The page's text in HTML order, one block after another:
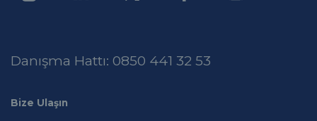
Danışma Hattı: 0850 441 32 53
Bize Ulaşın